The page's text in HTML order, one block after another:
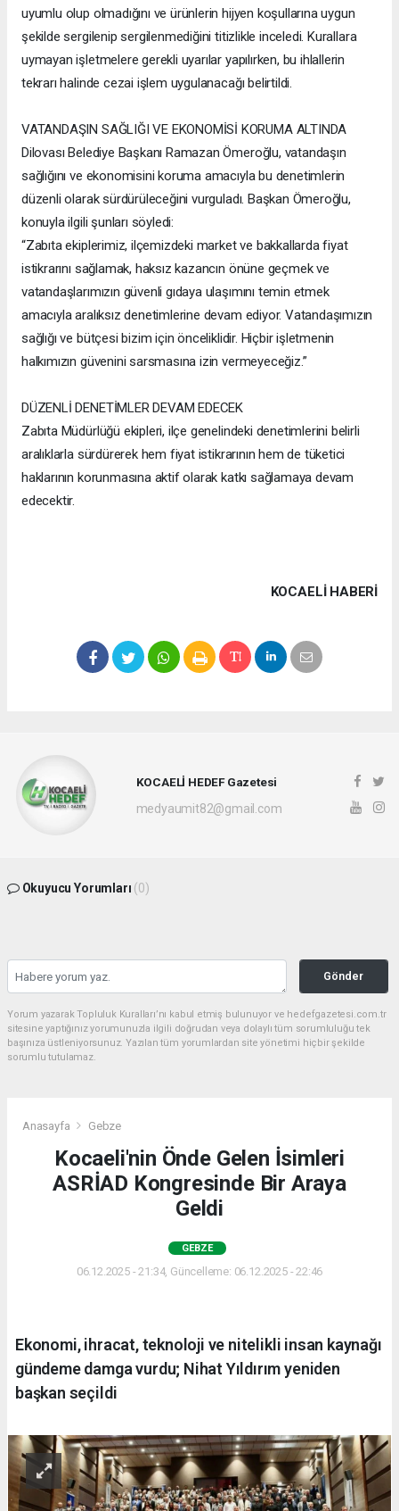
uyumlu olup olmadığını ve ürünlerin hijyen koşullarına uygun
şekilde sergilenip sergilenmediğini titizlikle inceledi. Kurallara
uymayan işletmelere gerekli uyarılar yapılırken, bu ihlallerin
tekrarı halinde cezai işlem uygulanacağı belirtildi.
VATANDAŞIN SAĞLIĞI VE EKONOMİSİ KORUMA ALTINDA
Dilovası Belediye Başkanı Ramazan Ömeroğlu, vatandaşın
sağlığını ve ekonomisini koruma amacıyla bu denetimlerin
düzenli olarak sürdürüleceğini vurguladı. Başkan Ömeroğlu,
konuyla ilgili şunları söyledi:
“Zabıta ekiplerimiz, ilçemizdeki market ve bakkallarda fiyat
istikrarını sağlamak, haksız kazancın önüne geçmek ve
vatandaşlarımızın güvenli gıdaya ulaşımını temin etmek
amacıyla aralıksız denetimlerine devam ediyor. Vatandaşımızın
sağlığı ve bütçesi bizim için önceliklidir. Hiçbir işletmenin
halkımızın güvenini sarsmasına izin vermeyeceğiz.”
DÜZENLİ DENETİMLER DEVAM EDECEK
Zabıta Müdürlüğü ekipleri, ilçe genelindeki denetimlerini belirli
aralıklarla sürdürerek hem fiyat istikrarının hem de tüketici
haklarının korunmasına aktif olarak katkı sağlamaya devam
edecektir.
KOCAELI HABERİ
KOCAELİ HEDEF Gazetesi
medyaumit82@gmail.com
Okuyucu Yorumları (0)
Gönder
Yorum yazarak Topluluk Kuralları’nı kabul etmiş bulunuyor ve hedefgazetesi.com.tr
sitesine yaptığınız yorumunuzla ilgili doğrudan veya dolaylı tüm sorumluluğu tek
başınıza üstleniyorsunuz. Yazılan tüm yorumlardan site yönetimi hiçbir şekilde
sorumlu tutulamaz.
Anasayfa Gebze
Kocaeli'nin Önde Gelen İsimleri
ASRİAD Kongresinde Bir Araya
Geldi
GEBZE
06.12.2025 - 21:34, Güncelleme: 06.12.2025 - 22:46
Ekonomi, ihracat, teknoloji ve nitelikli insan kaynağı
gündeme damga vurdu; Nihat Yıldırım yeniden
başkan seçildi